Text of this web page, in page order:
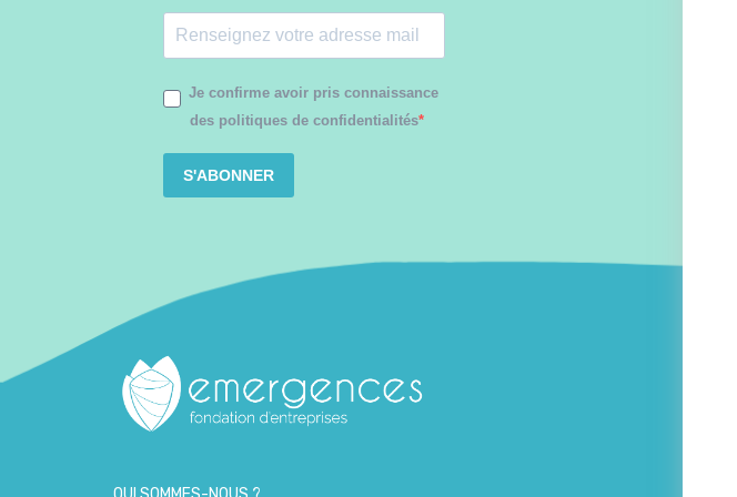
Je confirme avoir pris connaissance
des politiques de confidentialités
S'ABONNER